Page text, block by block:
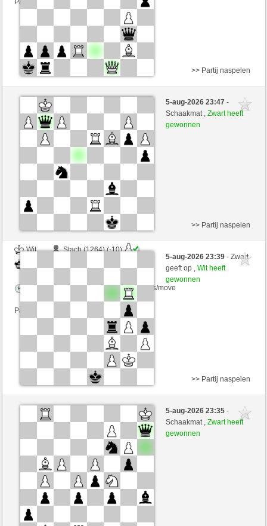
Partij telt mee voor de ranglijst
Wit
XNOEX (1447) (+14)
Zwart
Speelduur: 10 minutes/side + 0 seconds/move
>> Partij naspelen
5-aug-2026 23:47-
Schaakmat ,Zwart heeft
gewonnen
Wit
Stach (1264) (-10)
Speelduur: 10 minutes/side + 0 seconds/move
Partij telt mee voor de ranglijst
>> Partij naspelen
5-aug-2026 23:39- Zwart
geeft op ,Wit heeft
gewonnen
Zwart
ronaldo7 (1337) (-14)
Speelduur: 4 minutes/side + 1 seconds/move
Partij telt mee voor de ranglijst
>> Partij naspelen
5-aug-2026 23:35-
Schaakmat ,Zwart heeft
gewonnen